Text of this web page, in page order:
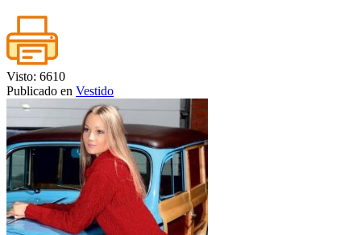
Visto: 6610
Publicado en Vestido